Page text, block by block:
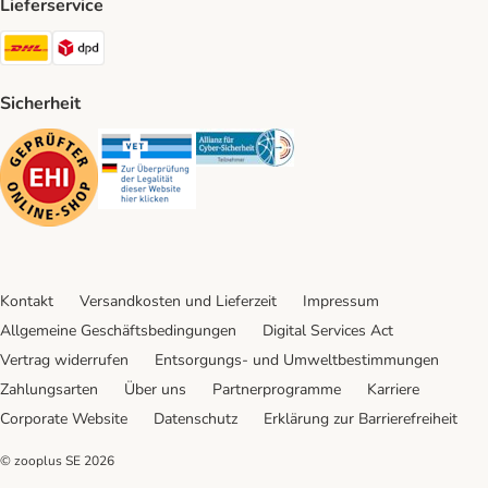
Lieferservice
DHL Shipping Method
Sicherheit
Security Security Security
Kontakt Versandkosten und Lieferzeit
Impressum
Allgemeine Geschäftsbedingungen
Digital Services Act
Vertrag widerrufen
Entsorgungs- und Umweltbestimmungen
Zahlungsarten
Über uns Partnerprogramme
Karriere
Corporate Website
Datenschutz Erklärung zur Barrierefreiheit
© zooplus SE 2026